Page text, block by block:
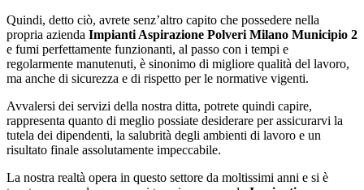
Quindi, detto ciò, avrete senz’altro capito che possedere nella
propria azienda Impianti Aspirazione Polveri Milano Municipio 2
e fumi perfettamente funzionanti, al passo con i tempi e
regolarmente manutenuti, è sinonimo di migliore qualità del lavoro,
ma anche di sicurezza e di rispetto per le normative vigenti.
Avvalersi dei servizi della nostra ditta, potrete quindi capire,
rappresenta quanto di meglio possiate desiderare per assicurarvi la
tutela dei dipendenti, la salubrità degli ambienti di lavoro e un
risultato finale assolutamente impeccabile.
La nostra realtà opera in questo settore da moltissimi anni e si è